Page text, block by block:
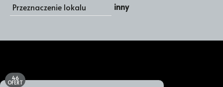
Przeznaczenie lokalu
inny
46
OFERT